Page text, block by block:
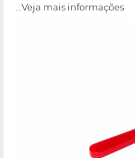
...Veja mais informações